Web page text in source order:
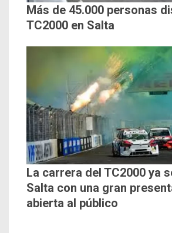
Más de 45.000 personas
TC2000 en Salta
La carrera del TC2000 ya
Salta con una gran
abierta al público